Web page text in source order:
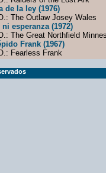
de la ley (1976)
The Outlaw Josey Wales
esperanza (1972)
The Great Northfield
Frank (1967)
Fearless Frank